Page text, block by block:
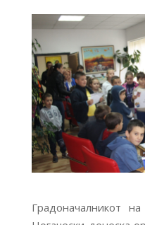
Градоначалникот